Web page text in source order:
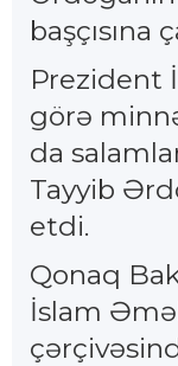
başçısına
Prezident
görə
da
Tayyib
etdi.
Qonaq
İslam